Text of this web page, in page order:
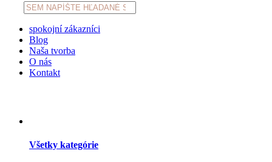
Products
search
spokojní zákazníci
Blog
Naša tvorba
O nás
Kontakt
Všetky kategórie